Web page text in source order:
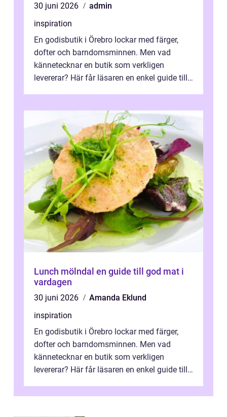
30 juni 2026
admin
inspiration
En godisbutik i Örebro lockar med färger,
dofter och barndomsminnen. Men vad
kännetecknar en butik som verkligen
levererar? Här får läsaren en enkel guide till
Lunch mölndal en guide till god mat i
vardagen
30 juni 2026
Amanda Eklund
inspiration
En godisbutik i Örebro lockar med färger,
dofter och barndomsminnen. Men vad
kännetecknar en butik som verkligen
levererar? Här får läsaren en enkel guide till